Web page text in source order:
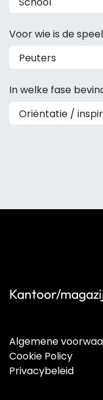
Voor wie is de
In welke fase
Kantoor/
Algemene
Cookie Policy
Privacybeleid